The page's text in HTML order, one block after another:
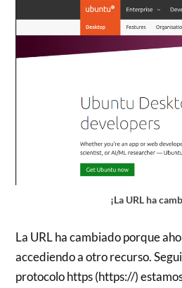
¡La URL ha
La URL ha cambiado porque
accediendo a otro recurso.
protocolo https (https://)